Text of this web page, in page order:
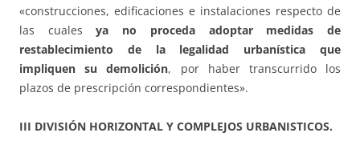
«construcciones, edificaciones e instalaciones respecto de
las cualesya no proceda adoptar medidas de
restablecimiento de la legalidad urbanística que
impliquen su demolición, por haber transcurrido los
plazos de prescripción correspondientes».
III DIVISIÓN HORIZONTAL Y COMPLEJOS URBANISTICOS.